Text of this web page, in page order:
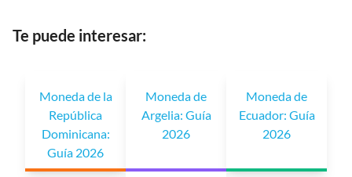
Te puede interesar:
Moneda de la
República
Dominicana:
Guía 2026
Moneda de
Argelia: Guía
2026
Moneda de
Ecuador: Guía
2026